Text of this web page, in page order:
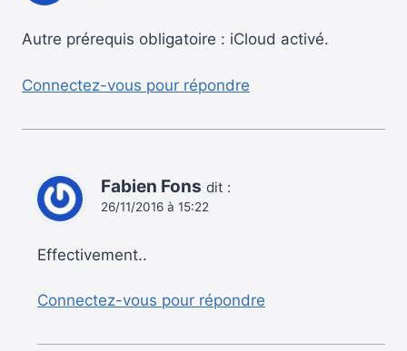
Autre prérequis obligatoire : iCloud activé.
Connectez-vous pour répondre
Fabien Fons dit :
26/11/2016 à 15:22
Effectivement..
Connectez-vous pour répondre